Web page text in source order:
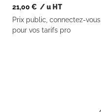
21,00 € / u HT
Prix public, connectez-vous
pour vos tarifs pro